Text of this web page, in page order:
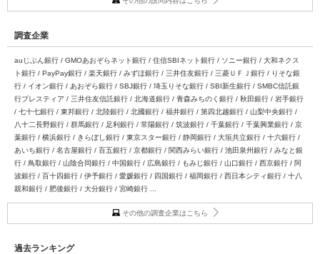
調査企業
auじぶん銀行 / GMOあおぞらネット銀行 / 住信SBIネット銀行 / ソニー銀行 / 大和ネクス
ト銀行 / PayPay銀行 / 楽天銀行 / みずほ銀行 / 三井住友銀行 / 三菱ＵＦＪ銀行 / りそな銀
行 / イオン銀行 / あおぞら銀行 / SBJ銀行 / 埼玉りそな銀行 / SBI新生銀行 / SMBC信託銀
行プレスティア / 三井住友信託銀行 / 北海道銀行 / 青森みちのく銀行 / 秋田銀行 / 岩手銀行
/ 七十七銀行 / 東邦銀行 / 北陸銀行 / 北國銀行 / 福井銀行 / 第四北越銀行 / 山梨中央銀行 /
八十二長野銀行 / 群馬銀行 / 足利銀行 / 常陽銀行 / 筑波銀行 / 千葉銀行 / 千葉興業銀行 / 京
葉銀行 / 横浜銀行 / きらぼし銀行 / 東京スター銀行 / 静岡銀行 / 大垣共立銀行 / 十六銀行 /
あいち銀行 / 名古屋銀行 / 百五銀行 / 京都銀行 / 関西みらい銀行 / 池田泉州銀行 / みなと銀
行 / 鳥取銀行 / 山陰合同銀行 / 中国銀行 / 広島銀行 / もみじ銀行 / 山口銀行 / 西京銀行 / 阿
波銀行 / 百十四銀行 / 伊予銀行 / 愛媛銀行 / 四国銀行 / 福岡銀行 / 西日本シティ銀行 / 十八
親和銀行 / 肥後銀行 / 大分銀行 / 宮崎銀行 ...
その他の調査企業はこちら
過去ランキング